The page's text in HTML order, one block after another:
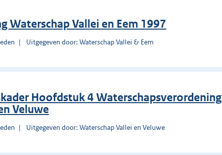
Waterschap Vallei en Eem 1997
Uitgegeven door: Waterschap Vallei & Eem
Hoofdstuk 4 Waterschapsverordening
Veluwe
Uitgegeven door: Waterschap Vallei en Veluwe